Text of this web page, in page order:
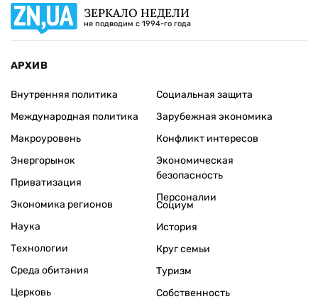
ЗЕРКАЛО НЕДЕЛИ
не подводим с 1994-го года
АРХИВ
Внутренняя политика
Международная политика
Макроуровень
Энергорынок
Приватизация
Экономика регионов
Социальная защита
Зарубежная экономика
Конфликт интересов
Экономическая
безопасность
Персоналии
Наука
Технологии
Среда обитания
Церковь
Социум
История
Круг семьи
Туризм
Собственность